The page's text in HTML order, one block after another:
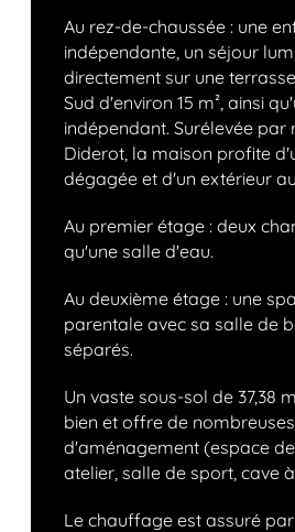
Au rez-de-chaussée : une
indépendante, un séjour
directement sur une
Sud d'environ 15 m², ainsi
indépendant. Surélevée
Diderot, la maison profite
dégagée et d'un extérieur
Au premier étage : deux
qu'une salle d'eau.
Au deuxième étage : une
parentale avec sa salle de
séparés.
Un vaste sous-sol de 37,38
bien et offre de
d'aménagement (espace
atelier, salle de sport, cave à
Le chauffage est assuré